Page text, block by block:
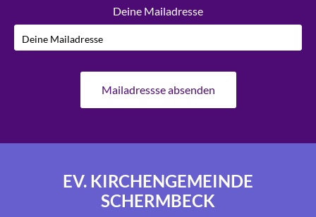
Deine Mailadresse
EV. KIRCHENGEMEINDE
SCHERMBECK